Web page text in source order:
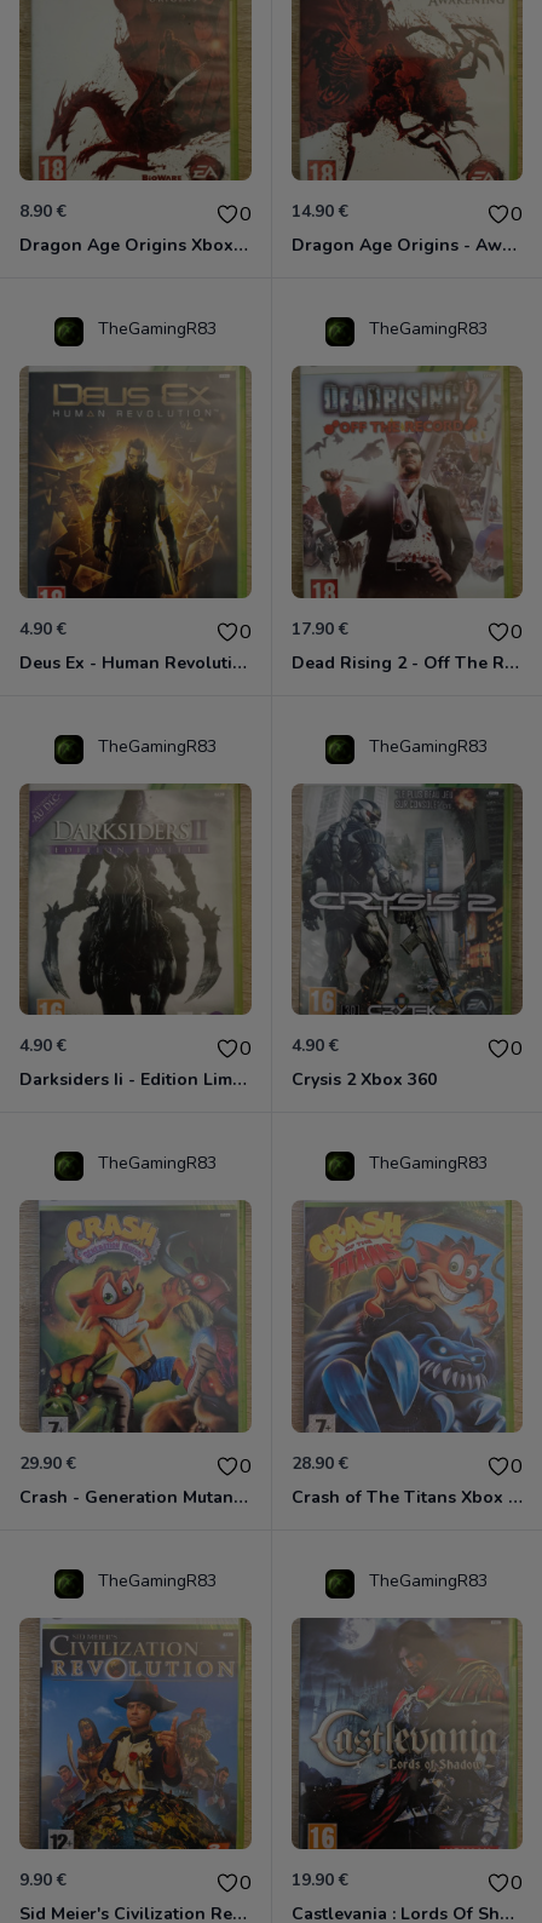
8.90 € 0
Dragon Age Origins Xbox 360
14.90 € 0
Dragon Age Origins - Awakening Xbox 360
TheGamingR83
4.90 € 0
Deus Ex - Human Revolution Xbox 360
TheGamingR83
17.90 € 0
Dead Rising 2 - Off The Record Xbox 360
TheGamingR83
4.90 € 0
Darksiders Ii - Edition Limitée Xbox 360
TheGamingR83
4.90 € 0
Crysis 2 Xbox 360
TheGamingR83
29.90 € 0
Crash - Generation Mutant Xbox 360
TheGamingR83
28.90 € 0
Crash of The Titans Xbox 360
TheGamingR83
9.90 € 0
Sid Meier's Civilization Revolution Xbox 360
TheGamingR83
19.90 € 0
Castlevania : Lords Of Shadow Xbox 360